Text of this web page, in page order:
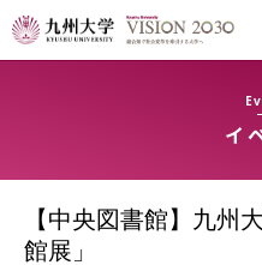
イ
【中央図書館】九州
館展」